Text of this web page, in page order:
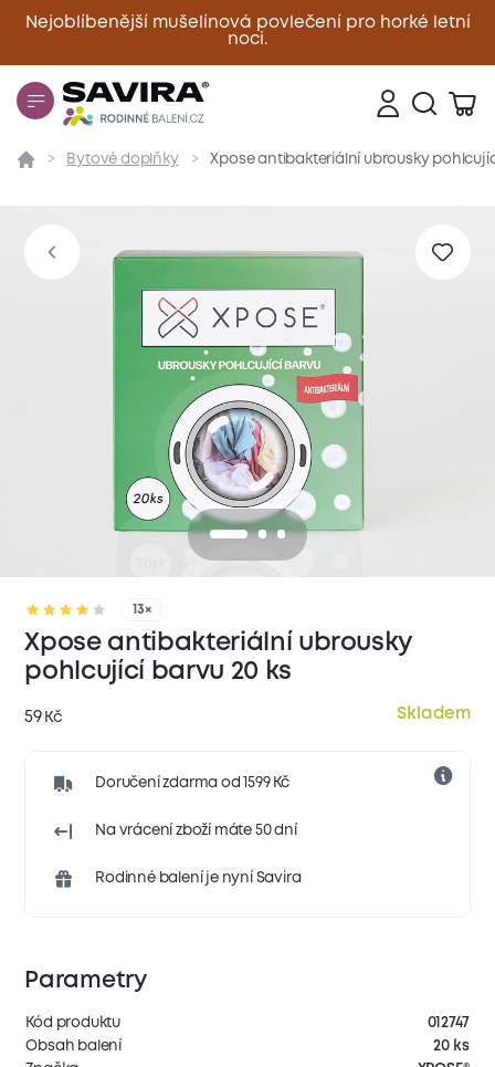
Nejoblíbenější mušelínová povlečení pro horké letní
noci.
Zavřít
Přehled Parametry Popis produktu
Bytové doplňky Xpose antibakteriální ubrousky
13×
Xpose antibakteriální ubrousky
pohlcující barvu 20 ks
59 Kč Skladem
Doručení zdarma od 1599 Kč
Na vrácení zboží máte 50 dní
Rodinné balení je nyní Savira
Parametry
Kód produktu
012747
Obsah balení
20 ks